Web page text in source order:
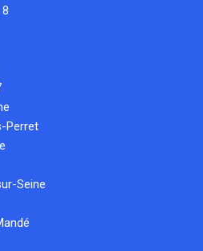
Perret
Seine